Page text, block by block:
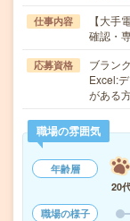
仕事内容
【大手
確認・
応募資格
ブラン
Excel:
がある
職場の雰囲気
年齢層
20
職場の様子